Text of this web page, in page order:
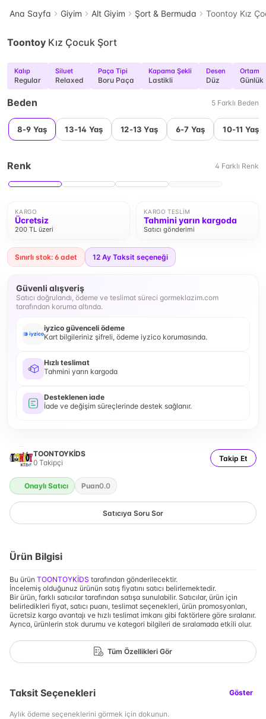
Ana Sayfa Giyim Alt Giyim Şort & Bermuda Toontoy Kız
Toontoy Kız Çocuk Şort
Kalıp
Regular
Siluet
Relaxed
Paça Tipi
Boru Paça
Kapama Şekli
Lastikli
Desen
Düz
Ortam
Günlük
Beden 5 Farklı Beden
8-9 Yaş 13-14 Yaş 12-13 Yaş 6-7 Yaş 10-11 Yaş
Renk 4 Farklı Renk
KARGO
Ücretsiz
200 TL üzeri
KARGO TESLIM
Tahmini yarın kargoda
Satıcı gönderimi
Sınırlı stok: 6 adet 12 Ay Taksit seçeneği
Güvenli alışveriş
Satıcı doğrulandı, ödeme ve teslimat süreci gormeklazim.com
tarafından koruma altında.
iyzico güvenceli ödeme
Kart bilgileriniz şifreli, ödeme iyzico korumasında.
Hızlı teslimat
Tahmini yarın kargoda
Desteklenen iade
İade ve değişim süreçlerinde destek sağlanır.
TOONTOYKİDS
0 Takipçi Takip Et
Onaylı Satıcı Puan0.0
Satıcıya Soru Sor
Ürün Bilgisi
Bu ürün TOONTOYKİDS tarafından gönderilecektir.
İncelemiş olduğunuz ürünün satış fiyatını satıcı belirlemektedir.
Bir ürün, farklı satıcılar tarafından satışa sunulabilir. Satıcılar, ürün için
belirledikleri fiyat, satıcı puanı, teslimat seçenekleri, ürün promosyonları,
ücretsiz kargo avantajı ve hızlı teslimat imkanı gibi faktörlere göre sıralanır.
Ayrıca, ürünlerin stok durumu ve kategori bilgileri de sıralamada etkili olur.
Tüm Özellikleri Gör
Taksit Seçenekleri Göster
Aylık ödeme seçeneklerini görmek için dokunun.